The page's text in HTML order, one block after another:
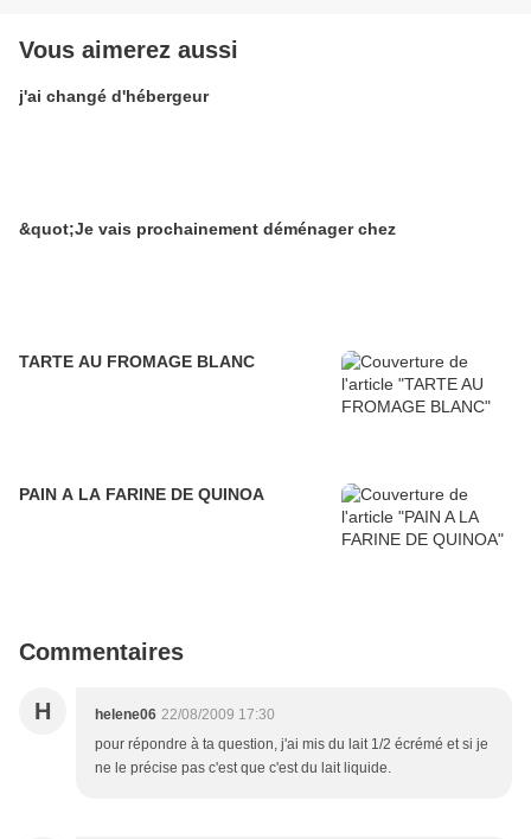
Vous aimerez aussi
j'ai changé d'hébergeur
&quot;Je vais prochainement déménager chez
TARTE AU FROMAGE BLANC
PAIN A LA FARINE DE QUINOA
Commentaires
H helene06 22/08/2009 17:30
pour répondre à ta question, j'ai mis du lait 1/2 écrémé et si je
ne le précise pas c'est que c'est du lait liquide.